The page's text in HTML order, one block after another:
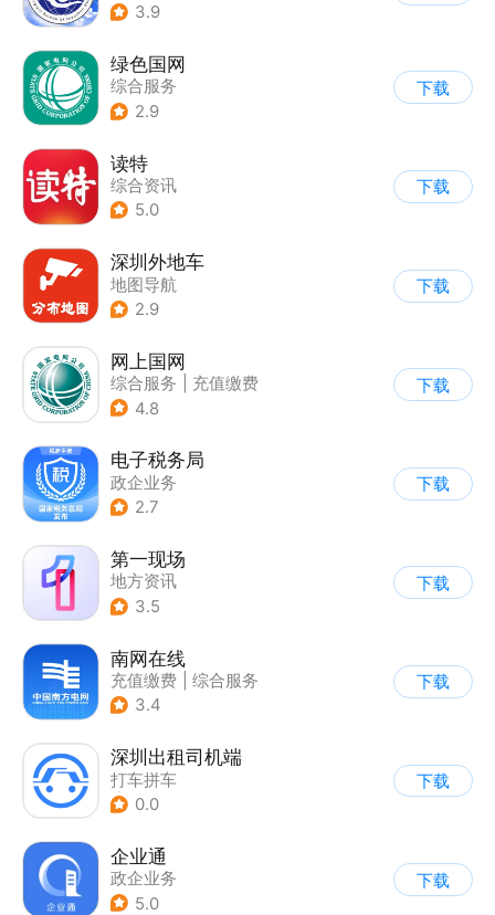
3.9
绿色国网
综合服务
2.9
下载
读特
综合资讯
5.0
下载
深圳外地车
地图导航
2.9
下载
网上国网
综合服务
充值缴费
4.8
下载
电子税务局
政企业务
2.7
下载
第一现场
地方资讯
3.5
下载
南网在线
充值缴费
综合服务
3.4
下载
深圳出租司机端
打车拼车
| 司机接单助手
0.0
下载
企业通
政企业务
5.0
下载